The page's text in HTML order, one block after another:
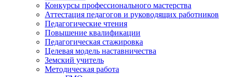
Конкурсы профессионального мастерства
Аттестация педагогов и руководящих работников
Педагогические чтения
Повышение квалификации
Педагогическая стажировка
Целевая модель наставничества
Земский учитель
Методическая работа